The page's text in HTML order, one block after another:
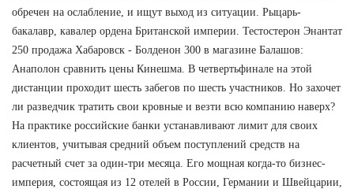
обречен на ослабление, и ищут выход из ситуации. Рыцарь-
бакалавр, кавалер ордена Британской империи. Тестостерон Энантат
250 продажа Хабаровск - Болденон 300 в магазине Балашов:
Анаполон сравнить цены Кинешма. В четвертьфинале на этой
дистанции проходит шесть забегов по шесть участников. Но захочет
ли разведчик тратить свои кровные и везти всю компанию наверх?
На практике российские банки устанавливают лимит для своих
клиентов, учитывая средний объем поступлений средств на
расчетный счет за один-три месяца. Его мощная когда-то бизнес-
империя, состоящая из 12 отелей в России, Германии и Швейцарии,